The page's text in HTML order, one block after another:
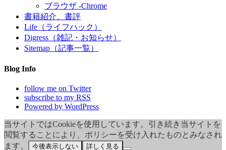
ブラウザ -Chrome
書籍紹介、書評
Life（ライフハック）
Digress（雑記・お知らせ）
Sitemap（記事一覧）
Blog Info
follow me on Twitter
subscribe to my RSS
Powered by WordPress
当サイトではCookieを使用しています。引き続き当サイトを
閲覧することにより、ポリシーを受け入れたものとみなされ
ます。
今後表示しない 詳しく見る